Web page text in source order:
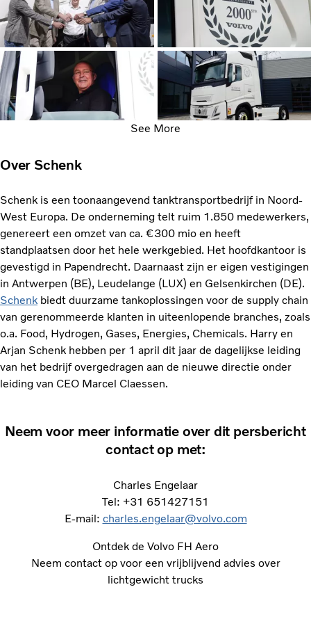
See More
Over Schenk
Schenk is een toonaangevend tanktransportbedrijf in Noord-
West Europa. De onderneming telt ruim 1.850 medewerkers,
genereert een omzet van ca. €300 mio en heeft
standplaatsen door het hele werkgebied. Het hoofdkantoor is
gevestigd in Papendrecht. Daarnaast zijn er eigen vestigingen
in Antwerpen (BE), Leudelange (LUX) en Gelsenkirchen (DE).
Schenk biedt duurzame tankoplossingen voor de supply chain
van gerenommeerde klanten in uiteenlopende branches, zoals
o.a. Food, Hydrogen, Gases, Energies, Chemicals. Harry en
Arjan Schenk hebben per 1 april dit jaar de dagelijkse leiding
van het bedrijf overgedragen aan de nieuwe directie onder
leiding van CEO Marcel Claessen.
Neem voor meer informatie over dit persbericht
contact op met:
Charles Engelaar
Tel: +31 651427151
E-mail: charles.engelaar@volvo.com
Ontdek de Volvo FH Aero
Neem contact op voor een vrijblijvend advies over
lichtgewicht trucks